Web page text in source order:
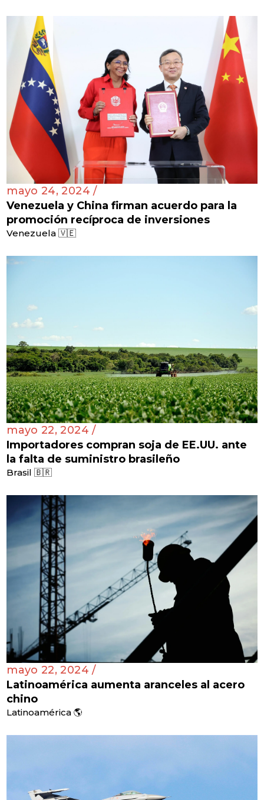
mayo 24, 2024 /
Venezuela y China firman acuerdo para la
promoción recíproca de inversiones
Venezuela 🇻🇪
mayo 22, 2024 /
Importadores compran soja de EE.UU. ante
la falta de suministro brasileño
Brasil 🇧🇷
mayo 22, 2024 /
Latinoamérica aumenta aranceles al acero
chino
Latinoamérica 🌎